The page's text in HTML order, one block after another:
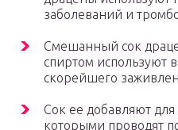
заболеваний и
Смешанный сок
спиртом используют
скорейшего
Сок ее добавляют
которыми проводят